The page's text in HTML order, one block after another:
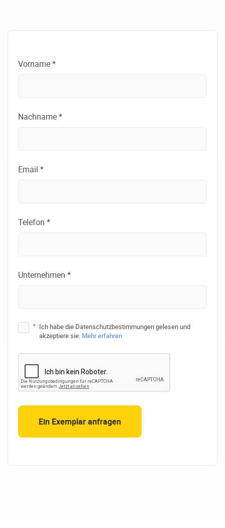
Vorname *
Nachname *
Email *
Telefon *
Unternehmen *
*
Ich habe die Datenschutzbestimmungen gelesen und
akzeptiere sie. Mehr erfahren